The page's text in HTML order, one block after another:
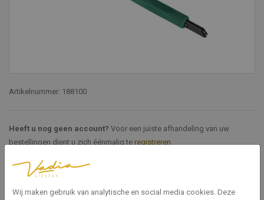
Artikelnummer: 188100
Heeft u nog geen account? Voor een juiste afhandeling van uw
bestellingen dient u zich éénmalig teregistreren.
Specificaties
Wij maken gebruik van analytische en social media cookies. Deze